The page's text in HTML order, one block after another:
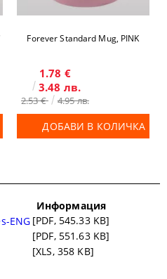
Forever Standard Mug, PINK
1.78 €
3.48 лв.
2.53 € 4.95 лв.
ДОБАВИ В КОЛИЧКА
Информация
ENG [PDF, 545.33 KB]
[PDF, 551.63 KB]
[XLS, 358 KB]